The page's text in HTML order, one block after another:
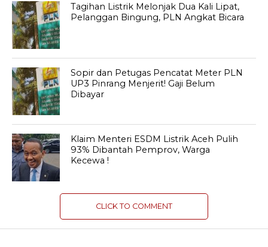
Tagihan Listrik Melonjak Dua Kali Lipat,
Pelanggan Bingung, PLN Angkat Bicara
Sopir dan Petugas Pencatat Meter PLN
UP3 Pinrang Menjerit! Gaji Belum
Dibayar
Klaim Menteri ESDM Listrik Aceh Pulih
93% Dibantah Pemprov, Warga
Kecewa !
CLICK TO COMMENT